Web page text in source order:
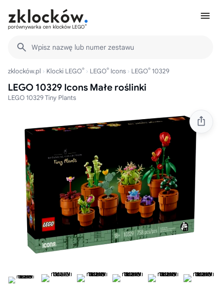
porównywarka cen klocków LEGO®
Wpisz nazwę lub numer zestawu
zklocków.pl Klocki LEGO® LEGO® Icons LEGO® 10329
LEGO 10329 Icons Małe roślinki
LEGO 10329 Tiny Plants